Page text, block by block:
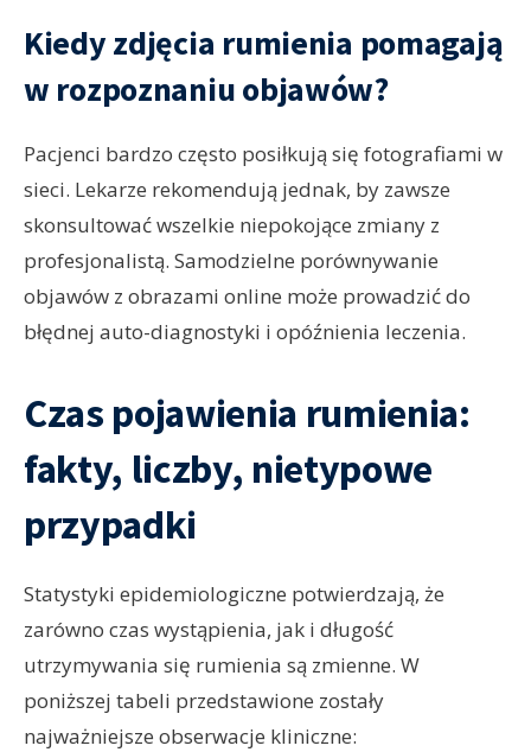
Kiedy zdjęcia rumienia pomagają
w rozpoznaniu objawów?
Pacjenci bardzo często posiłkują się fotografiami w
sieci. Lekarze rekomendują jednak, by zawsze
skonsultować wszelkie niepokojące zmiany z
profesjonalistą. Samodzielne porównywanie
objawów z obrazami online może prowadzić do
błędnej auto-diagnostyki i opóźnienia leczenia.
Czas pojawienia rumienia:
fakty, liczby, nietypowe
przypadki
Statystyki epidemiologiczne potwierdzają, że
zarówno czas wystąpienia, jak i długość
utrzymywania się rumienia są zmienne. W
poniższej tabeli przedstawione zostały
najważniejsze obserwacje kliniczne: